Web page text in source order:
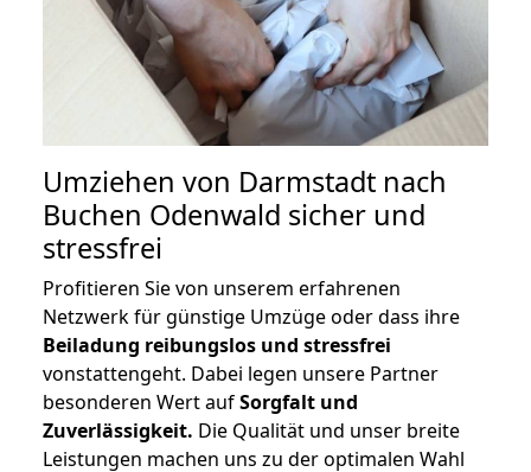
Umziehen von Darmstadt nach
Buchen Odenwald sicher und
stressfrei
Profitieren Sie von unserem erfahrenen
Netzwerk für günstige Umzüge oder dass ihre
Beiladung reibungslos und stressfrei
vonstattengeht. Dabei legen unsere Partner
besonderen Wert aufSorgfalt und
Zuverlässigkeit. Die Qualität und unser breite
Leistungen machen uns zu der optimalen Wahl